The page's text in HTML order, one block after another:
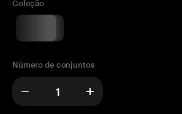
Coleção
Número de conjuntos